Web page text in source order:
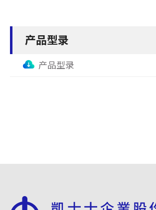
产品型录
产品型录